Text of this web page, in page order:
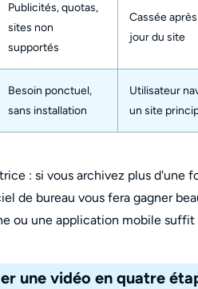
Publicités, quotas,
sites non
supportés
Cassée
jour du site
Besoin ponctuel,
sans installation
Utilisateur
un site
: si vous archivez plus d'une
de bureau vous fera gagner
ou une application mobile suffit
une vidéo en quatre